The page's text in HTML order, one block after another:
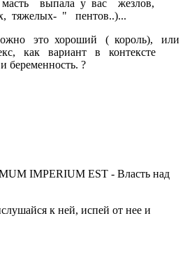
выпала у вас жезлов,
тяжелых- " пентов..)...
это хороший ( король), или
как вариант в контексте
?
IMPERIUM EST - Власть над
к ней, испей от нее и